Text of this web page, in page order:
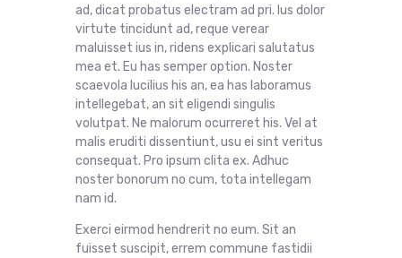
ad, dicat probatus electram ad pri. Ius dolor
virtute tincidunt ad, reque verear
maluisset ius in, ridens explicari salutatus
mea et. Eu has semper option. Noster
scaevola lucilius his an, ea has laboramus
intellegebat, an sit eligendi singulis
volutpat. Ne malorum ocurreret his. Vel at
malis eruditi dissentiunt, usu ei sint veritus
consequat. Pro ipsum clita ex. Adhuc
noster bonorum no cum, tota intellegam
nam id.
Exerci eirmod hendrerit no eum. Sit an
fuisset suscipit, errem commune fastidii